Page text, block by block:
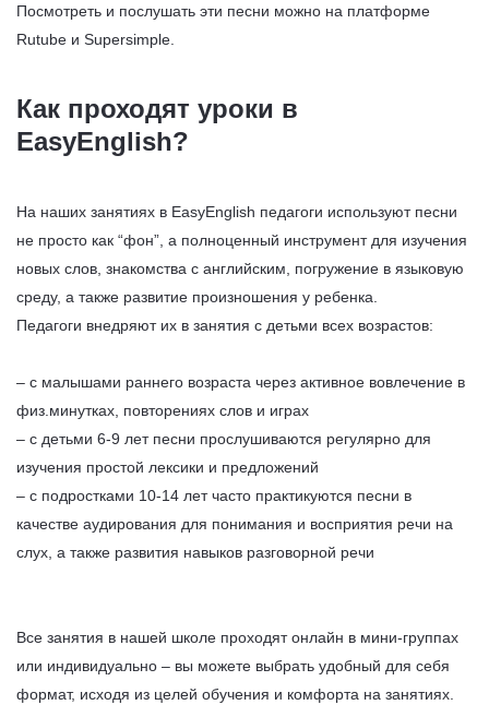
Посмотреть и послушать эти песни можно на платформе
Rutube и Supersimple.
Как проходят уроки в
EasyEnglish?
На наших занятиях в EasyEnglish педагоги используют песни
не просто как “фон”, а полноценный инструмент для изучения
новых слов, знакомства с английским, погружение в языковую
среду, а также развитие произношения у ребенка.
Педагоги внедряют их в занятия с детьми всех возрастов:
– с малышами раннего возраста через активное вовлечение в
физ.минутках, повторениях слов и играх
– с детьми 6-9 лет песни прослушиваются регулярно для
изучения простой лексики и предложений
– с подростками 10-14 лет часто практикуются песни в
качестве аудирования для понимания и восприятия речи на
слух, а также развития навыков разговорной речи
Все занятия в нашей школе проходят онлайн в мини-группах
или индивидуально – вы можете выбрать удобный для себя
формат, исходя из целей обучения и комфорта на занятиях.